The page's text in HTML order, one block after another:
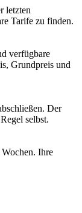
letzten
Tarife zu finden.
verfügbare
Grundpreis und
Der
selbst.
Ihre